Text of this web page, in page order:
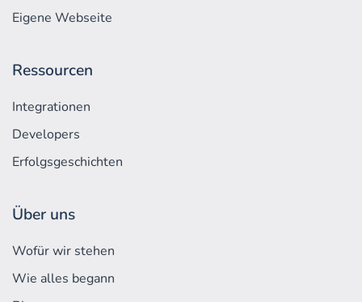
Eigene Webseite
Ressourcen
Integrationen
Developers
Erfolgs­geschichten
Über uns
Wofür wir stehen
Wie alles begann